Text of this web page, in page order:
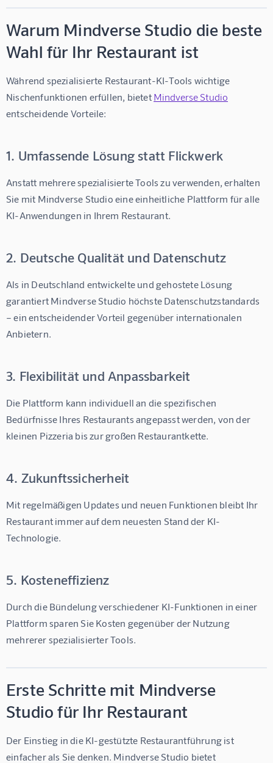
Warum Mindverse Studio die beste
Wahl für Ihr Restaurant ist
Während spezialisierte Restaurant-KI-Tools wichtige
Nischenfunktionen erfüllen, bietet Mindverse Studio
entscheidende Vorteile:
1. Umfassende Lösung statt Flickwerk
Anstatt mehrere spezialisierte Tools zu verwenden, erhalten
Sie mit Mindverse Studio eine einheitliche Plattform für alle
KI-Anwendungen in Ihrem Restaurant.
2. Deutsche Qualität und Datenschutz
Als in Deutschland entwickelte und gehostete Lösung
garantiert Mindverse Studio höchste Datenschutzstandards
– ein entscheidender Vorteil gegenüber internationalen
Anbietern.
3. Flexibilität und Anpassbarkeit
Die Plattform kann individuell an die spezifischen
Bedürfnisse Ihres Restaurants angepasst werden, von der
kleinen Pizzeria bis zur großen Restaurantkette.
4. Zukunftssicherheit
Mit regelmäßigen Updates und neuen Funktionen bleibt Ihr
Restaurant immer auf dem neuesten Stand der KI-
Technologie.
5. Kosteneffizienz
Durch die Bündelung verschiedener KI-Funktionen in einer
Plattform sparen Sie Kosten gegenüber der Nutzung
mehrerer spezialisierter Tools.
Erste Schritte mit Mindverse
Studio für Ihr Restaurant
Der Einstieg in die KI-gestützte Restaurantführung ist
einfacher als Sie denken. Mindverse Studio bietet